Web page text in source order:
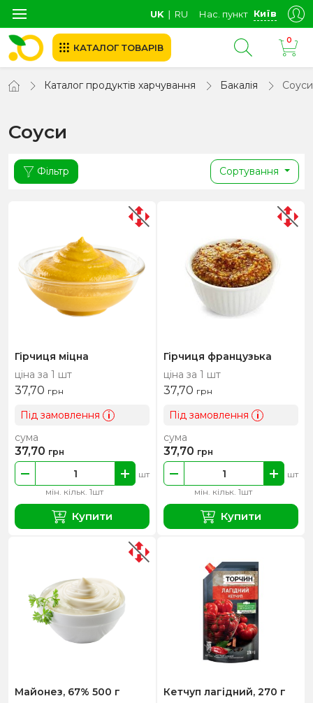
UK ∣ RU Нас. пункт Київ
КАТАЛОГ ТОВАРІВ
0
Каталог продуктів харчування Бакалія Соуси
Соуси
Фільтр Сортування
Гірчиця міцна
ціна за 1 шт
37,70 грн
Під замовлення i
мін. кільк. 1шт
шт
сума
37,70 грн
Купити
Гірчиця французька
ціна за 1 шт
37,70 грн
Під замовлення i
мін. кільк. 1шт
шт
сума
37,70 грн
Купити
Майонез, 67% 500 г
Кетчуп лагідний, 270 г